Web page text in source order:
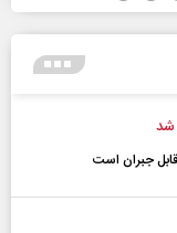
شد
جبران است